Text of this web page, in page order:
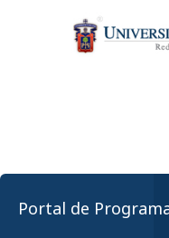
Portal de